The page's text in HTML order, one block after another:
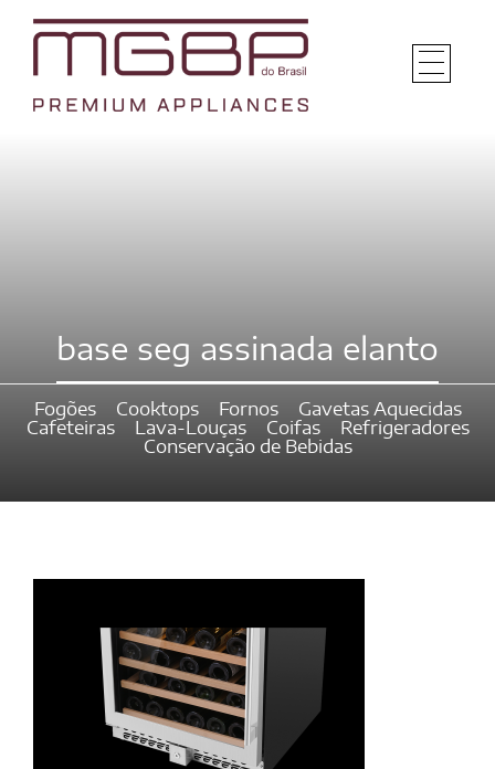
base seg assinada elanto
Fogões Cooktops Fornos
Gavetas Aquecidas
Cafeteiras
Lava-Louças Coifas
Refrigeradores
Conservação de Bebidas